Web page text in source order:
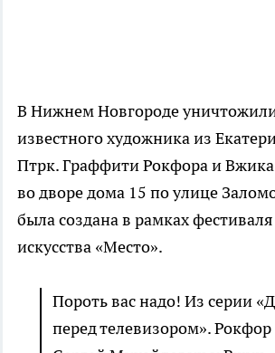
В Нижнем Новгороде
известного художника из
Птрк. Граффити Рокфора и Вжика
во дворе дома 15 по улице
была создана в рамках
искусства «Место».
Пороть вас надо! Из серии
перед телевизором».